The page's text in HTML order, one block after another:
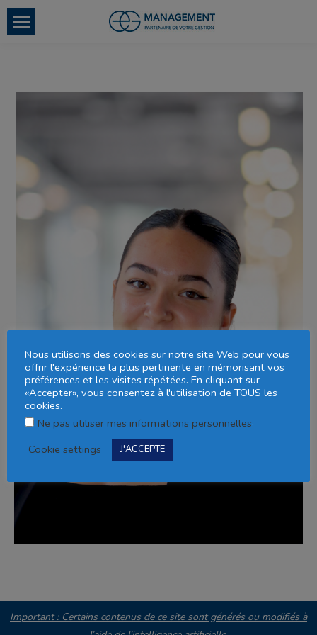
Important : Certains contenus de ce site sont générés ou modifiés à
Nous utilisons des cookies sur notre site Web pour vous
offrir l'expérience la plus pertinente en mémorisant vos
préférences et les visites répétées. En cliquant sur
«Accepter», vous consentez à l'utilisation de TOUS les
cookies.
Ne pas utiliser mes informations personnelles.
Cookie settings
J'ACCEPTE